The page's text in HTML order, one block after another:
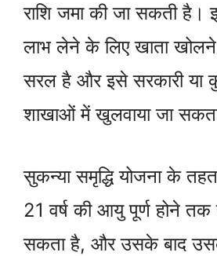
राशि जमा की जा सकती है।
लाभ लेने के लिए खाता खोलने
सरल है और इसे सरकारी या
शाखाओं में खुलवाया जा
सुकन्या समृद्धि योजना के
21 वर्ष की आयु पूर्ण होने तक
सकता है, और उसके बाद